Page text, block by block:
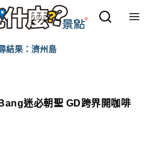
結果：濟州島
迷必朝聖 GD跨界開咖啡